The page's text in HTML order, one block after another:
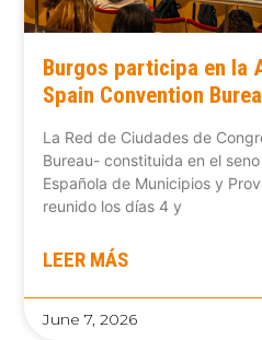
Burgos participa en la
Spain Convention
La Red de Ciudades de
Bureau- constituida en el
Española de Municipios y
reunido los días 4 y
LEER MÁS
June 7, 2026